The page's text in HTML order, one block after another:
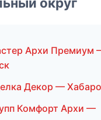
Архи Премиум
Декор —
Комфорт Архи —